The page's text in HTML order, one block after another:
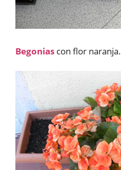
Begonias con flor naranja.